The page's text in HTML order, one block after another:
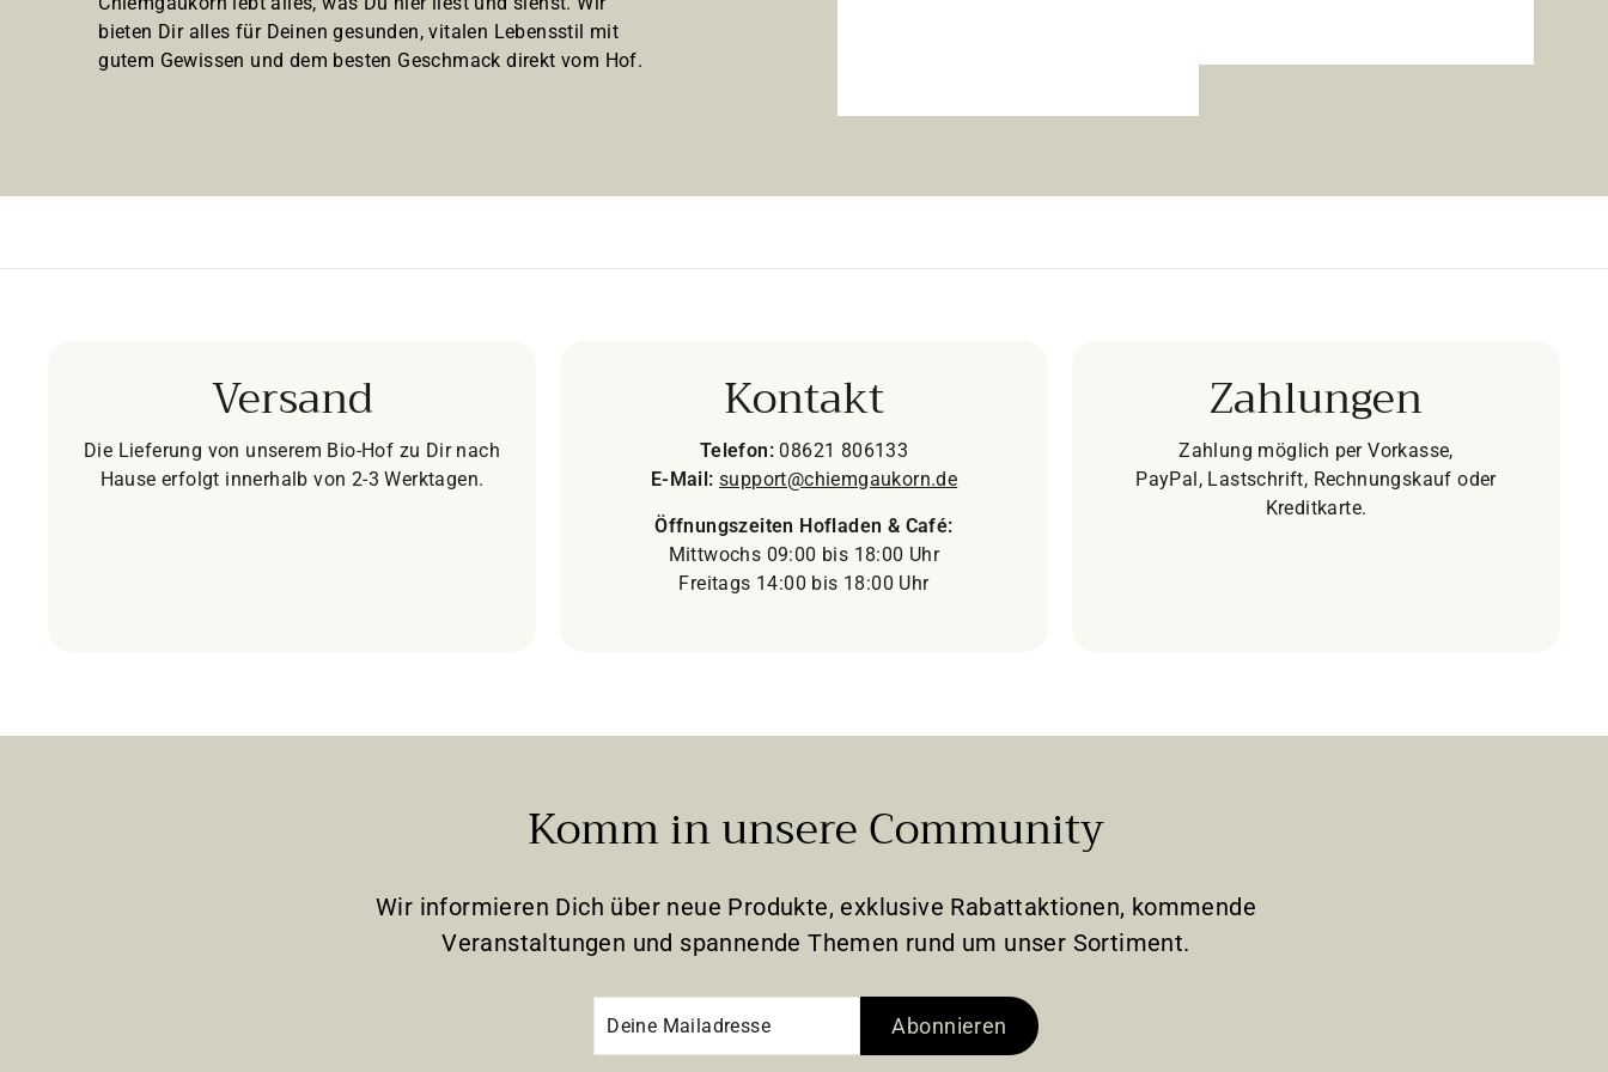
bieten Dir alles für Deinen gesunden, vitalen Lebensstil mit
gutem Gewissen und dem besten Geschmack direkt vom Hof.
Versand
Die Lieferung von unserem Bio-Hof zu Dir nach
Hause erfolgt innerhalb von 2-3 Werktagen.
Kontakt
Telefon: 08621 806133
E-Mail: support@chiemgaukorn.de
Öffnungszeiten Hofladen & Café:
Mittwochs 09:00 bis 18:00 Uhr
Freitags 14:00 bis 18:00 Uhr
Zahlungen
Zahlung möglich per Vorkasse,
PayPal, Lastschrift, Rechnungskauf oder
Kreditkarte.
Komm in unsere Community
Wir informieren Dich über neue Produkte, exklusive Rabattaktionen, kommende
Veranstaltungen und spannende Themen rund um unser Sortiment.
Mailadresse
Abonnieren